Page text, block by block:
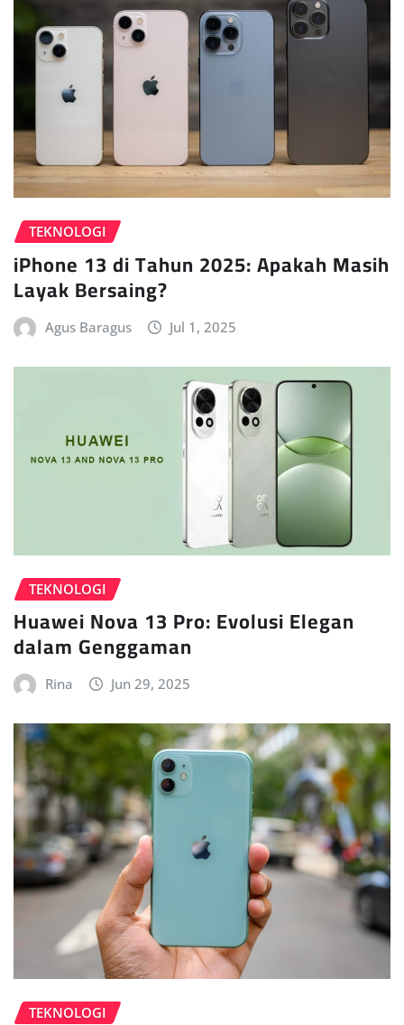
TEKNOLOGI
iPhone 13 di Tahun 2025: Apakah Masih
Layak Bersaing?
Agus Baragus Jul 1, 2025
TEKNOLOGI
Huawei Nova 13 Pro: Evolusi Elegan
dalam Genggaman
Rina Jun 29, 2025
TEKNOLOGI